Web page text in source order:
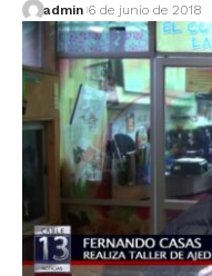
admin 6 de junio de 2018